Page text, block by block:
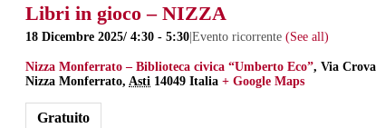
Libri in gioco – NIZZA
18 Dicembre 2025/ 4:30 - 5:30|Evento ricorrente (See all)
Nizza Monferrato – Biblioteca civica “Umberto Eco”, Via
Nizza Monferrato, Asti 14049 Italia + Google Maps
Gratuito